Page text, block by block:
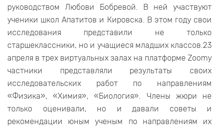
руководством Любови Бобревой. В ней участвуют
ученики школ Апатитов и Кировска. В этом году свои
исследования представили не только
старшеклассники, но и учащиеся младших классов.23
апреля в трех виртуальных залах на платформе Zoomу
частники представляли результаты своих
исследовательских работ по направлениям
«Физика», «Химия», «Биология». Члены жюри не
только оценивали, но и давали советы и
рекомендации юным ученым по направлениям их